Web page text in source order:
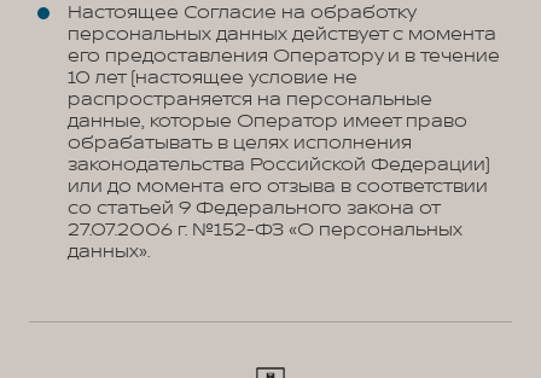
Настоящее Согласие на обработку
персональных данных действует с момента
его предоставления Оператору и в течение
10 лет (настоящее условие не
распространяется на персональные
данные, которые Оператор имеет право
обрабатывать в целях исполнения
законодательства Российской Федерации)
или до момента его отзыва в соответствии
со статьей 9 Федерального закона от
27.07.2006 г. №152-ФЗ «О персональных
данных».